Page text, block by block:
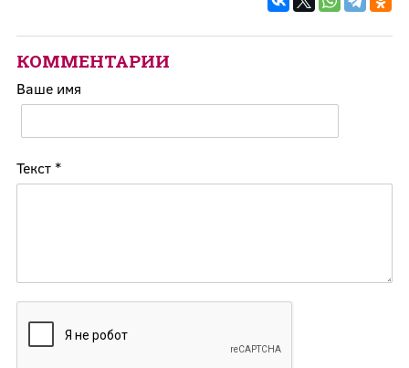
КОММЕНТАРИИ
Ваше имя
Текст *